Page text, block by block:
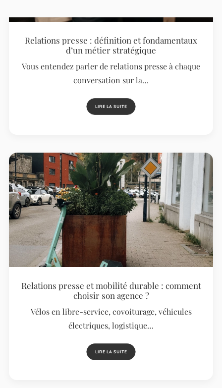
Relations presse : définition et fondamentaux
d’un métier stratégique
Vous entendez parler de relations presse à chaque
conversation sur la…
LIRE LA SUITE
Relations presse et mobilité durable : comment
choisir son agence ?
Vélos en libre-service, covoiturage, véhicules
électriques, logistique…
LIRE LA SUITE